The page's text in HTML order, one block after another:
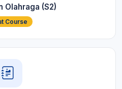
Olahraga (S2)
Course